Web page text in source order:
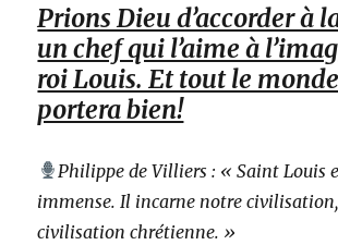
Prions Dieu d’accorder à
un chef qui l’aime à
roi Louis. Et tout le monde
portera bien!
Philippe de Villiers : « Saint Louis
immense. Il incarne notre
civilisation chrétienne. »